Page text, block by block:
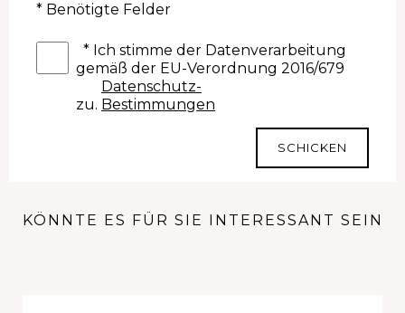
* Benötigte Felder
* Ich stimme der Datenverarbeitung
gemäß der EU-Verordnung 2016/679
zu.
Datenschutz-
Bestimmungen
SCHICKEN
KÖNNTE ES FÜR SIE INTERESSANT SEIN